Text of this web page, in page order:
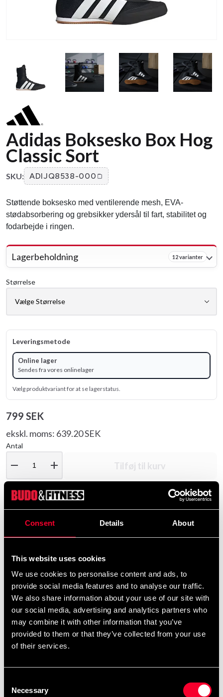
Consent Details About
This website uses cookies
We use cookies to personalise content and ads, to
provide social media features and to analyse our traffic.
We also share information about your use of our site with
our social media, advertising and analytics partners who
may combine it with other information that you’ve
provided to them or that they’ve collected from your use
of their services.
Selection
Necessary
Adidas Boksesko Box Hog
Classic Sort
SKU: ADIJQ8538-000
Støttende boksesko med ventilerende mesh, EVA-
stødabsorbering og grebsikker ydersål til fart, stabilitet og
fodarbejde i ringen.
Lagerbeholdning 12 varianter
Størrelse
Leveringsmetode
Online lager
Sendes fra vores onlinelager
Vælg produktvariant for at se lagerstatus.
799 SEK
ekskl. moms: 639.20 SEK
Antal
remove add Tilføj til kurv
dig, der ønsker lethed, stabilitet og hurtig respons under
kombineres med moderne materialer, som giver en
slidstærk sko med en behagelig følelse.
Overdelen i ventilerende mesh og syntetisk ruskind
hjælper med at holde foden tør og stabil, mens den
formstøbte mellemsål i EVA giver blød stødabsorbering
i hvert skridt. Gummiydersålen har greb i flere retninger,